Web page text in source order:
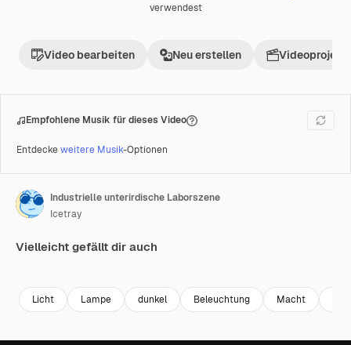
verwendest
Video bearbeiten Neu erstellen Videoprojekt
Empfohlene Musik für dieses Video
Entdeckeweitere Musik-Optionen
Industrielle unterirdische Laborszene
Icetray
Vielleicht gefällt dir auch
Licht Lampe dunkel Beleuchtung Macht